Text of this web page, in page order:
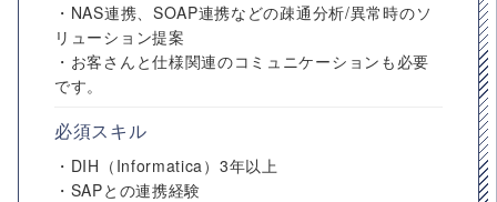
・NAS連携、SOAP連携などの疎通分析/異常時のソ
リューション提案
・お客さんと仕様関連のコミュニケーションも必要
です。
必須スキル
・DIH（Informatica）3年以上
・SAPとの連携経験